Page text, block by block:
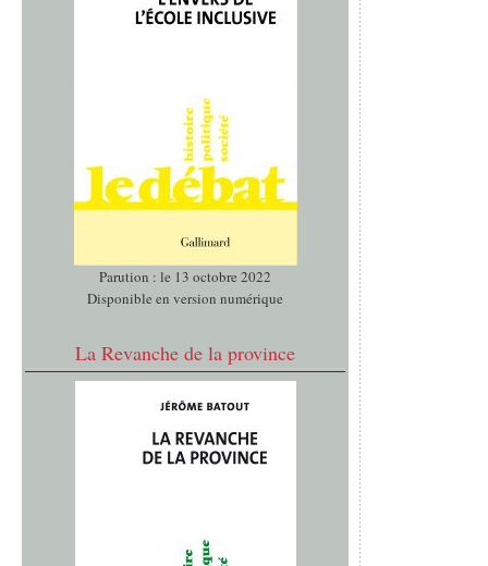
Parution : le 13 octobre 2022
Disponible en version numérique
La Revanche de la province